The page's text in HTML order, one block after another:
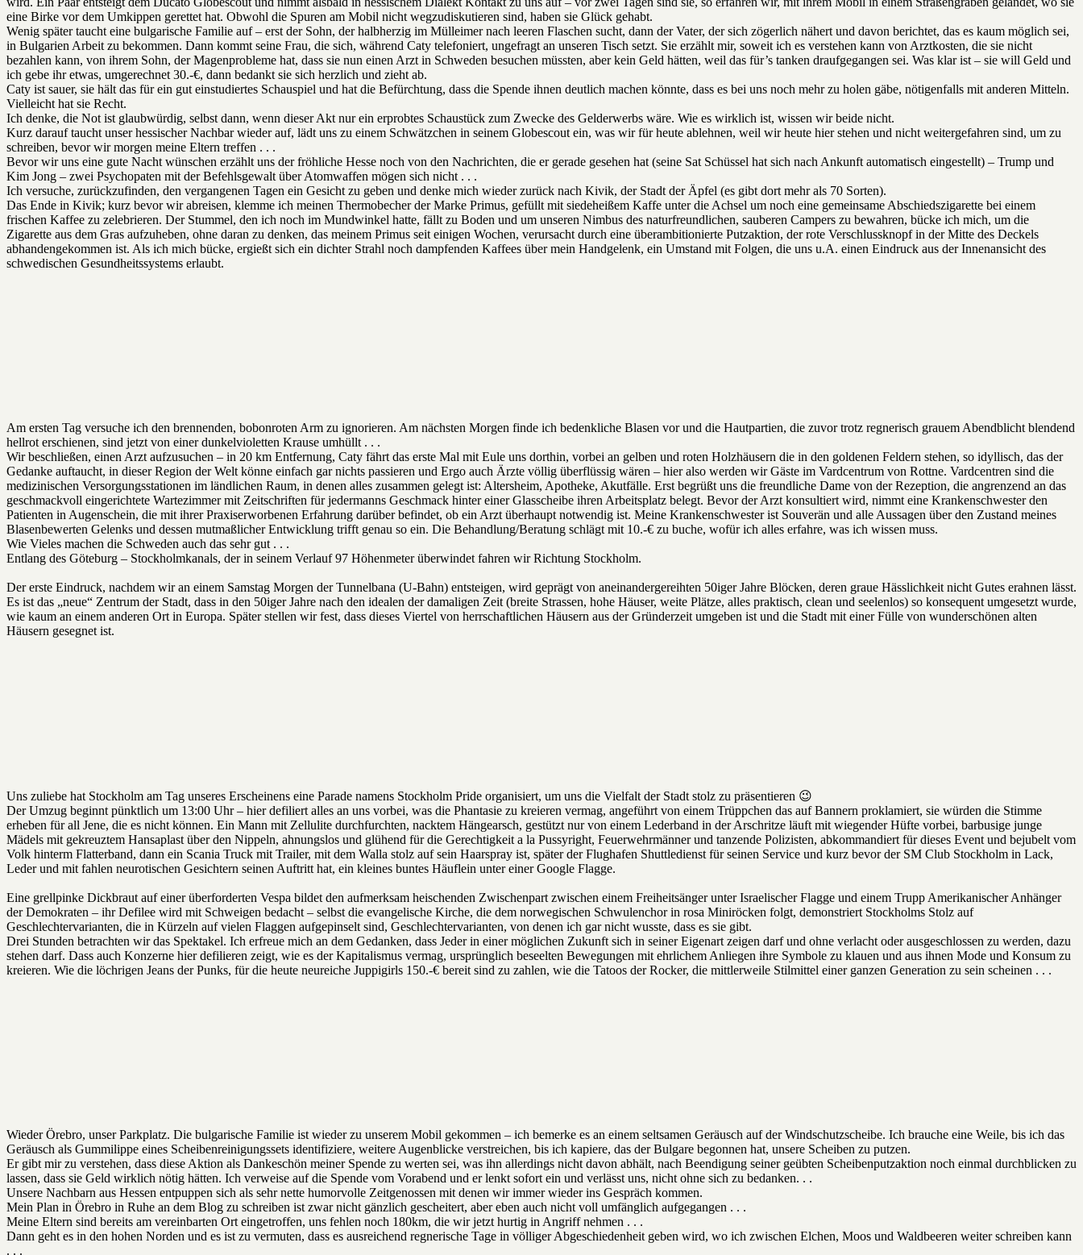
eine Birke vor dem Umkippen gerettet hat. Obwohl die Spuren am Mobil nicht wegzudiskutieren sind, haben sie Glück gehabt.
Wenig später taucht eine bulgarische Familie auf – erst der Sohn, der halbherzig im Mülleimer nach leeren Flaschen sucht, dann der Vater, der sich zögerlich nähert und davon berichtet, das es kaum möglich sei,
in Bulgarien Arbeit zu bekommen. Dann kommt seine Frau, die sich, während Caty telefoniert, ungefragt an unseren Tisch setzt. Sie erzählt mir, soweit ich es verstehen kann von Arztkosten, die sie nicht
bezahlen kann, von ihrem Sohn, der Magenprobleme hat, dass sie nun einen Arzt in Schweden besuchen müssten, aber kein Geld hätten, weil das für’s tanken draufgegangen sei. Was klar ist – sie will Geld und
ich gebe ihr etwas, umgerechnet 30.-€, dann bedankt sie sich herzlich und zieht ab.
Caty ist sauer, sie hält das für ein gut einstudiertes Schauspiel und hat die Befürchtung, dass die Spende ihnen deutlich machen könnte, dass es bei uns noch mehr zu holen gäbe, nötigenfalls mit anderen Mitteln.
Vielleicht hat sie Recht.
Ich denke, die Not ist glaubwürdig, selbst dann, wenn dieser Akt nur ein erprobtes Schaustück zum Zwecke des Gelderwerbs wäre. Wie es wirklich ist, wissen wir beide nicht.
Kurz darauf taucht unser hessischer Nachbar wieder auf, lädt uns zu einem Schwätzchen in seinem Globescout ein, was wir für heute ablehnen, weil wir heute hier stehen und nicht weitergefahren sind, um zu
schreiben, bevor wir morgen meine Eltern treffen . . .
Bevor wir uns eine gute Nacht wünschen erzählt uns der fröhliche Hesse noch von den Nachrichten, die er gerade gesehen hat (seine Sat Schüssel hat sich nach Ankunft automatisch eingestellt) – Trump und
Kim Jong – zwei Psychopaten mit der Befehlsgewalt über Atomwaffen mögen sich nicht . . .
Ich versuche, zurückzufinden, den vergangenen Tagen ein Gesicht zu geben und denke mich wieder zurück nach Kivik, der Stadt der Äpfel (es gibt dort mehr als 70 Sorten).
Das Ende in Kivik; kurz bevor wir abreisen, klemme ich meinen Thermobecher der Marke Primus, gefüllt mit siedeheißem Kaffe unter die Achsel um noch eine gemeinsame Abschiedszigarette bei einem
frischen Kaffee zu zelebrieren. Der Stummel, den ich noch im Mundwinkel hatte, fällt zu Boden und um unseren Nimbus des naturfreundlichen, sauberen Campers zu bewahren, bücke ich mich, um die
Zigarette aus dem Gras aufzuheben, ohne daran zu denken, das meinem Primus seit einigen Wochen, verursacht durch eine überambitionierte Putzaktion, der rote Verschlussknopf in der Mitte des Deckels
abhandengekommen ist. Als ich mich bücke, ergießt sich ein dichter Strahl noch dampfenden Kaffees über mein Handgelenk, ein Umstand mit Folgen, die uns u.A. einen Eindruck aus der Innenansicht des
schwedischen Gesundheitssystems erlaubt.
Am ersten Tag versuche ich den brennenden, bobonroten Arm zu ignorieren. Am nächsten Morgen finde ich bedenkliche Blasen vor und die Hautpartien, die zuvor trotz regnerisch grauem Abendblicht blendend
hellrot erschienen, sind jetzt von einer dunkelvioletten Krause umhüllt . . .
Wir beschließen, einen Arzt aufzusuchen – in 20 km Entfernung, Caty fährt das erste Mal mit Eule uns dorthin, vorbei an gelben und roten Holzhäusern die in den goldenen Feldern stehen, so idyllisch, das der
Gedanke auftaucht, in dieser Region der Welt könne einfach gar nichts passieren und Ergo auch Ärzte völlig überflüssig wären – hier also werden wir Gäste im Vardcentrum von Rottne. Vardcentren sind die
medizinischen Versorgungsstationen im ländlichen Raum, in denen alles zusammen gelegt ist: Altersheim, Apotheke, Akutfälle. Erst begrüßt uns die freundliche Dame von der Rezeption, die angrenzend an das
geschmackvoll eingerichtete Wartezimmer mit Zeitschriften für jedermanns Geschmack hinter einer Glasscheibe ihren Arbeitsplatz belegt. Bevor der Arzt konsultiert wird, nimmt eine Krankenschwester den
Patienten in Augenschein, die mit ihrer Praxiserworbenen Erfahrung darüber befindet, ob ein Arzt überhaupt notwendig ist. Meine Krankenschwester ist Souverän und alle Aussagen über den Zustand meines
Blasenbewerten Gelenks und dessen mutmaßlicher Entwicklung trifft genau so ein. Die Behandlung/Beratung schlägt mit 10.-€ zu buche, wofür ich alles erfahre, was ich wissen muss.
Wie Vieles machen die Schweden auch das sehr gut . . .
Entlang des Göteburg – Stockholmkanals, der in seinem Verlauf 97 Höhenmeter überwindet fahren wir Richtung Stockholm.
Der erste Eindruck, nachdem wir an einem Samstag Morgen der Tunnelbana (U-Bahn) entsteigen, wird geprägt von aneinandergereihten 50iger Jahre Blöcken, deren graue Hässlichkeit nicht Gutes erahnen lässt.
Es ist das „neue“ Zentrum der Stadt, dass in den 50iger Jahre nach den idealen der damaligen Zeit (breite Strassen, hohe Häuser, weite Plätze, alles praktisch, clean und seelenlos) so konsequent umgesetzt wurde,
wie kaum an einem anderen Ort in Europa. Später stellen wir fest, dass dieses Viertel von herrschaftlichen Häusern aus der Gründerzeit umgeben ist und die Stadt mit einer Fülle von wunderschönen alten
Häusern gesegnet ist.
Uns zuliebe hat Stockholm am Tag unseres Erscheinens eine Parade namens Stockholm Pride organisiert, um uns die Vielfalt der Stadt stolz zu präsentieren 😉
Der Umzug beginnt pünktlich um 13:00 Uhr – hier defiliert alles an uns vorbei, was die Phantasie zu kreieren vermag, angeführt von einem Trüppchen das auf Bannern proklamiert, sie würden die Stimme
erheben für all Jene, die es nicht können. Ein Mann mit Zellulite durchfurchten, nacktem Hängearsch, gestützt nur von einem Lederband in der Arschritze läuft mit wiegender Hüfte vorbei, barbusige junge
Mädels mit gekreuztem Hansaplast über den Nippeln, ahnungslos und glühend für die Gerechtigkeit a la Pussyright, Feuerwehrmänner und tanzende Polizisten, abkommandiert für dieses Event und bejubelt vom
Volk hinterm Flatterband, dann ein Scania Truck mit Trailer, mit dem Walla stolz auf sein Haarspray ist, später der Flughafen Shuttledienst für seinen Service und kurz bevor der SM Club Stockholm in Lack,
Leder und mit fahlen neurotischen Gesichtern seinen Auftritt hat, ein kleines buntes Häuflein unter einer Google Flagge.
Eine grellpinke Dickbraut auf einer überforderten Vespa bildet den aufmerksam heischenden Zwischenpart zwischen einem Freiheitsänger unter Israelischer Flagge und einem Trupp Amerikanischer Anhänger
der Demokraten – ihr Defilee wird mit Schweigen bedacht – selbst die evangelische Kirche, die dem norwegischen Schwulenchor in rosa Miniröcken folgt, demonstriert Stockholms Stolz auf
Geschlechtervarianten, die in Kürzeln auf vielen Flaggen aufgepinselt sind, Geschlechtervarianten, von denen ich gar nicht wusste, dass es sie gibt.
Drei Stunden betrachten wir das Spektakel. Ich erfreue mich an dem Gedanken, dass Jeder in einer möglichen Zukunft sich in seiner Eigenart zeigen darf und ohne verlacht oder ausgeschlossen zu werden, dazu
stehen darf. Dass auch Konzerne hier defilieren zeigt, wie es der Kapitalismus vermag, ursprünglich beseelten Bewegungen mit ehrlichem Anliegen ihre Symbole zu klauen und aus ihnen Mode und Konsum zu
kreieren. Wie die löchrigen Jeans der Punks, für die heute neureiche Juppigirls 150.-€ bereit sind zu zahlen, wie die Tatoos der Rocker, die mittlerweile Stilmittel einer ganzen Generation zu sein scheinen . . .
Wieder Örebro, unser Parkplatz. Die bulgarische Familie ist wieder zu unserem Mobil gekommen – ich bemerke es an einem seltsamen Geräusch auf der Windschutzscheibe. Ich brauche eine Weile, bis ich das
Geräusch als Gummilippe eines Scheibenreinigungssets identifiziere, weitere Augenblicke verstreichen, bis ich kapiere, das der Bulgare begonnen hat, unsere Scheiben zu putzen.
Er gibt mir zu verstehen, dass diese Aktion als Dankeschön meiner Spende zu werten sei, was ihn allerdings nicht davon abhält, nach Beendigung seiner geübten Scheibenputzaktion noch einmal durchblicken zu
lassen, dass sie Geld wirklich nötig hätten. Ich verweise auf die Spende vom Vorabend und er lenkt sofort ein und verlässt uns, nicht ohne sich zu bedanken. . .
Unsere Nachbarn aus Hessen entpuppen sich als sehr nette humorvolle Zeitgenossen mit denen wir immer wieder ins Gespräch kommen.
Mein Plan in Örebro in Ruhe an dem Blog zu schreiben ist zwar nicht gänzlich gescheitert, aber eben auch nicht voll umfänglich aufgegangen . . .
Meine Eltern sind bereits am vereinbarten Ort eingetroffen, uns fehlen noch 180km, die wir jetzt hurtig in Angriff nehmen . . .
Dann geht es in den hohen Norden und es ist zu vermuten, dass es ausreichend regnerische Tage in völliger Abgeschiedenheit geben wird, wo ich zwischen Elchen, Moos und Waldbeeren weiter schreiben kann
. . .